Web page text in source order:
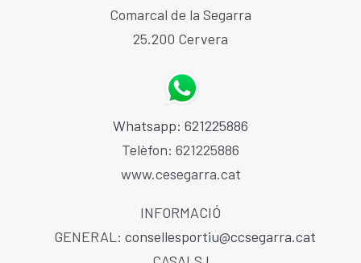
Comarcal de la Segarra
25.200 Cervera
Whatsapp: 621225886
Telèfon: 621225886
www.cesegarra.cat
INFORMACIÓ
GENERAL:consellesportiu@ccsegarra.cat